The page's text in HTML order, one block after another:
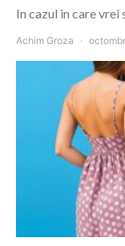
In cazul in care vrei
Achim Groza